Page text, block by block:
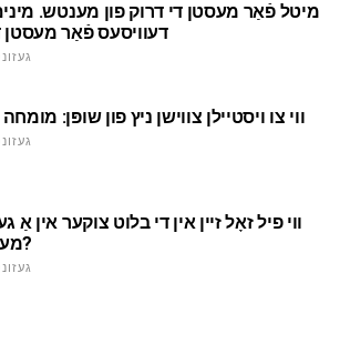
מיטל פֿאַר מעסטן די דרוק פון מענטש.
דעוויסעס פֿאַר מעסטן
ווי צו ויסטיילן צווישן ניץ פון שופּן:
ווי פיל זאָל זיין אין די בלוט צוקער אין אַ
מענטש?